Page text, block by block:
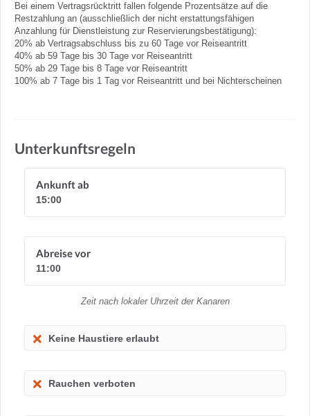
Bei einem Vertragsrücktritt fallen folgende Prozentsätze auf die
Restzahlung an (ausschließlich der nicht erstattungsfähigen
Anzahlung für Dienstleistung zur Reservierungsbestätigung):
20% ab Vertragsabschluss bis zu 60 Tage vor Reiseantritt
40% ab 59 Tage bis 30 Tage vor Reiseantritt
50% ab 29 Tage bis 8 Tage vor Reiseantritt
100% ab 7 Tage bis 1 Tag vor Reiseantritt und bei Nichterscheinen
Unterkunftsregeln
Ankunft ab
15:00
Abreise vor
11:00
Zeit nach lokaler Uhrzeit der Kanaren
Keine Haustiere erlaubt
Rauchen verboten